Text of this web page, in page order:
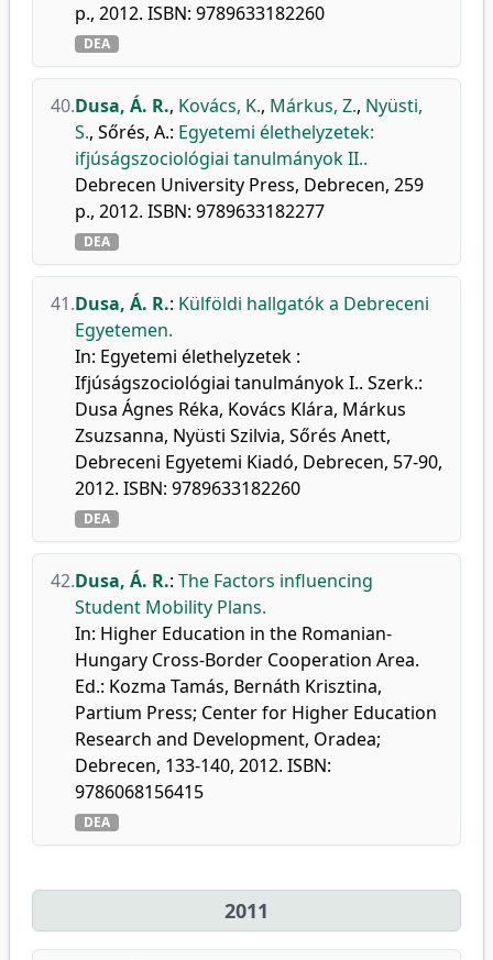
p., 2012. ISBN: 9789633182260
DEA
40.Dusa, Á. R., Kovács, K., Márkus, Z., Nyüsti,
S., Sőrés, A.: Egyetemi élethelyzetek:
ifjúságszociológiai tanulmányok II..
Debrecen University Press, Debrecen, 259
p., 2012. ISBN: 9789633182277
DEA
41.Dusa, Á. R.: Külföldi hallgatók a Debreceni
Egyetemen.
In: Egyetemi élethelyzetek :
Ifjúságszociológiai tanulmányok I.. Szerk.:
Dusa Ágnes Réka, Kovács Klára, Márkus
Zsuzsanna, Nyüsti Szilvia, Sőrés Anett,
Debreceni Egyetemi Kiadó, Debrecen, 57-90,
2012. ISBN: 9789633182260
DEA
42.Dusa, Á. R.: The Factors influencing
Student Mobility Plans.
In: Higher Education in the Romanian-
Hungary Cross-Border Cooperation Area.
Ed.: Kozma Tamás, Bernáth Krisztina,
Partium Press; Center for Higher Education
Research and Development, Oradea;
Debrecen, 133-140, 2012. ISBN:
9786068156415
DEA
2011